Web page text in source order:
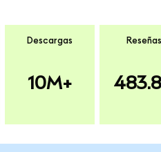
Descargas
10M+
Reseñas